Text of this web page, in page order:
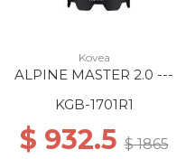
Kovea
ALPINE MASTER 2.0 ---
KGB-1701R1
$ 932.5$ 1865